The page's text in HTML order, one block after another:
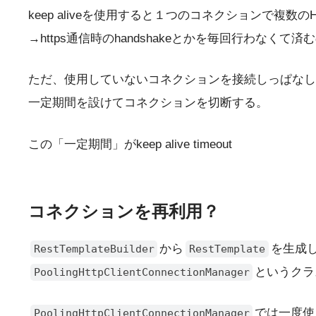
keep aliveを使用すると１つのコネクションで複数
→https通信時のhandshakeとかを毎回行わなくて済
ただ、使用していないコネクションを接続しっぱな
一定期間を設けてコネクションを切断する。
この「一定期間」がkeep alive timeout
コネクションを再利用？
RestTemplateBuilder から RestTemplate を生成
PoolingHttpClientConnectionManager というク
PoolingHttpClientConnectionManager では一度